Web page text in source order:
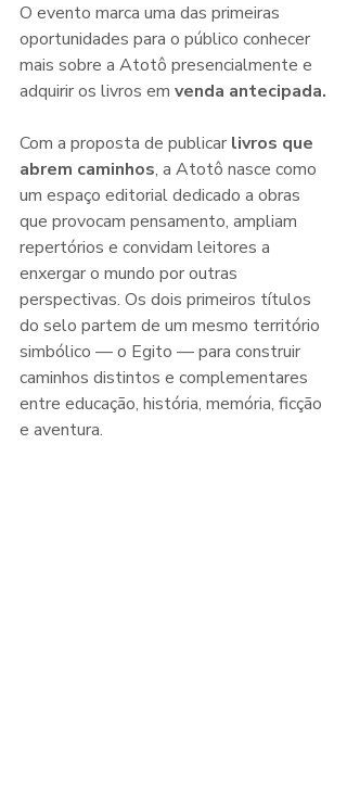
O evento marca uma das primeiras
oportunidades para o público conhecer
mais sobre a Atotô presencialmente e
adquirir os livros em venda antecipada.
Com a proposta de publicar livros que
abrem caminhos, a Atotô nasce como
um espaço editorial dedicado a obras
que provocam pensamento, ampliam
repertórios e convidam leitores a
enxergar o mundo por outras
perspectivas. Os dois primeiros títulos
do selo partem de um mesmo território
simbólico — o Egito — para construir
caminhos distintos e complementares
entre educação, história, memória, ficção
e aventura.